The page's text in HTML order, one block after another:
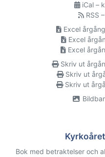
iCal –
RSS
Excel
Excel
Excel
Skriv ut
Skriv ut
Skriv ut
Bok med betraktelser och